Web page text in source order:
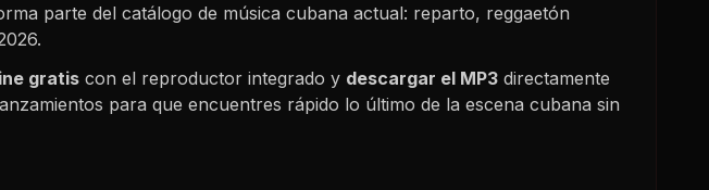
parte del catálogo de música cubana actual: reparto, reggaetón
.
gratis con el reproductor integrado y descargar el MP3 directamente
para que encuentres rápido lo último de la escena cubana sin